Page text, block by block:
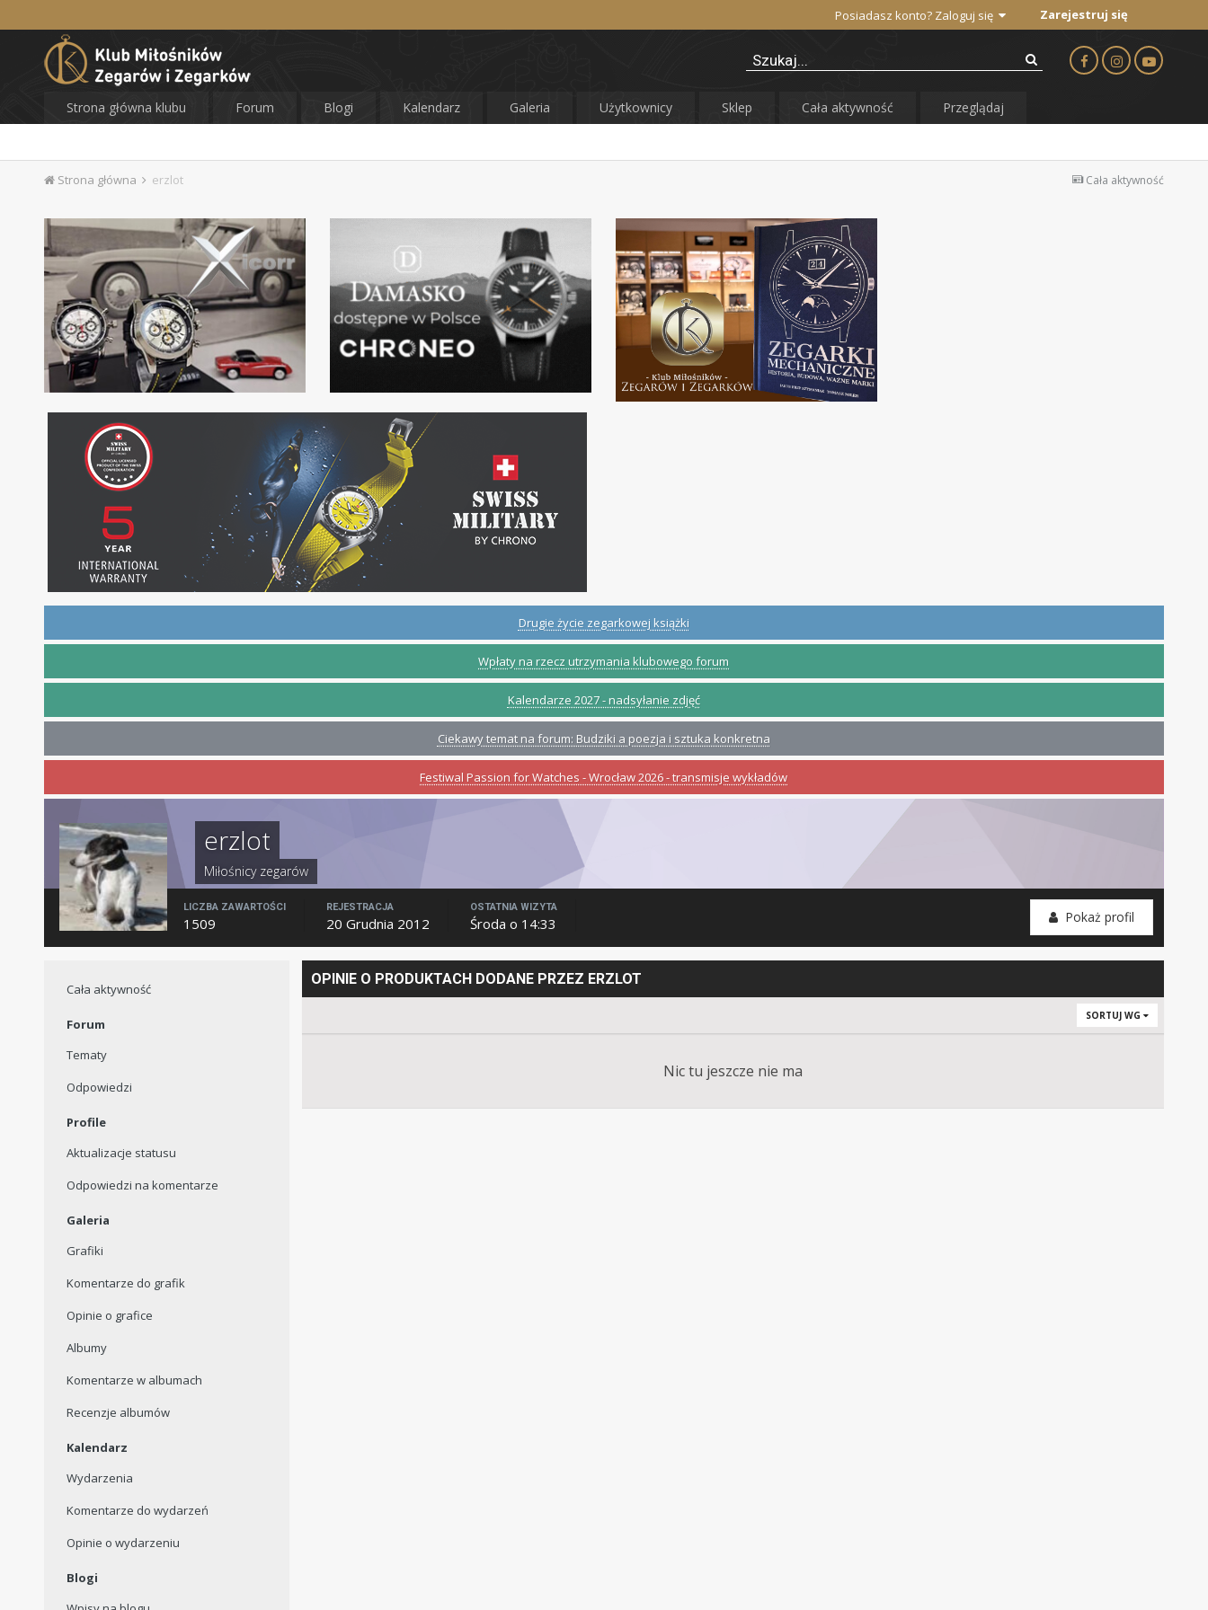
Posiadasz konto? Zaloguj się Zarejestruj się
Strona główna klubu Forum Blogi Kalendarz Galeria Użytkownicy Sklep Cała aktywność Przeglądaj
Cała aktywność
Strona główna erzlot
Drugie życie zegarkowej książki
Wpłaty na rzecz utrzymania klubowego forum
Kalendarze 2027 - nadsyłanie zdjęć
Ciekawy temat na forum: Budziki a poezja i sztuka konkretna
Festiwal Passion for Watches - Wrocław 2026 - transmisje wykładów
erzlot
Miłośnicy zegarów
Pokaż profil
LICZBA ZAWARTOŚCI
1509
REJESTRACJA
20 Grudnia 2012
OSTATNIA WIZYTA
Środa o 14:33
Cała aktywność
Forum
Tematy
Odpowiedzi
Profile
Aktualizacje statusu
Odpowiedzi na komentarze
Galeria
Grafiki
Komentarze do grafik
Opinie o grafice
Albumy
Komentarze w albumach
Recenzje albumów
Kalendarz
Wydarzenia
Komentarze do wydarzeń
Opinie o wydarzeniu
Blogi
OPINIE O PRODUKTACH DODANE PRZEZ ERZLOT
SORTUJ WG
Nic tu jeszcze nie ma